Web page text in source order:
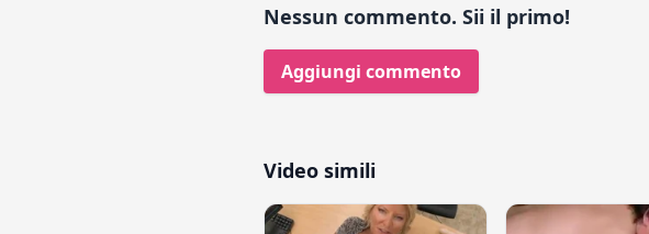
Nessun commento. Sii il primo!
Aggiungi commento
Video simili